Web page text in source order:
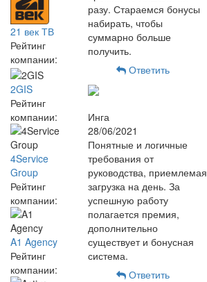
21 век ТВ
Рейтинг
компании:
2GIS
Рейтинг
компании:
4Service
Group
Рейтинг
компании:
A1 Agency
Рейтинг
компании:
разу. Стараемся бонусы
набирать, чтобы
суммарно больше
получить.
Ответить
Инга
28/06/2021
Понятные и логичные
требования от
руководства, приемлемая
загрузка на день. За
успешную работу
полагается премия,
дополнительно
существует и бонусная
система.
Ответить